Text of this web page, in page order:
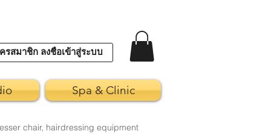
รสมาชิก ลงชื่อเข้าสู่ระบบ
Spa & Clinic
chair, hairdressing equipment